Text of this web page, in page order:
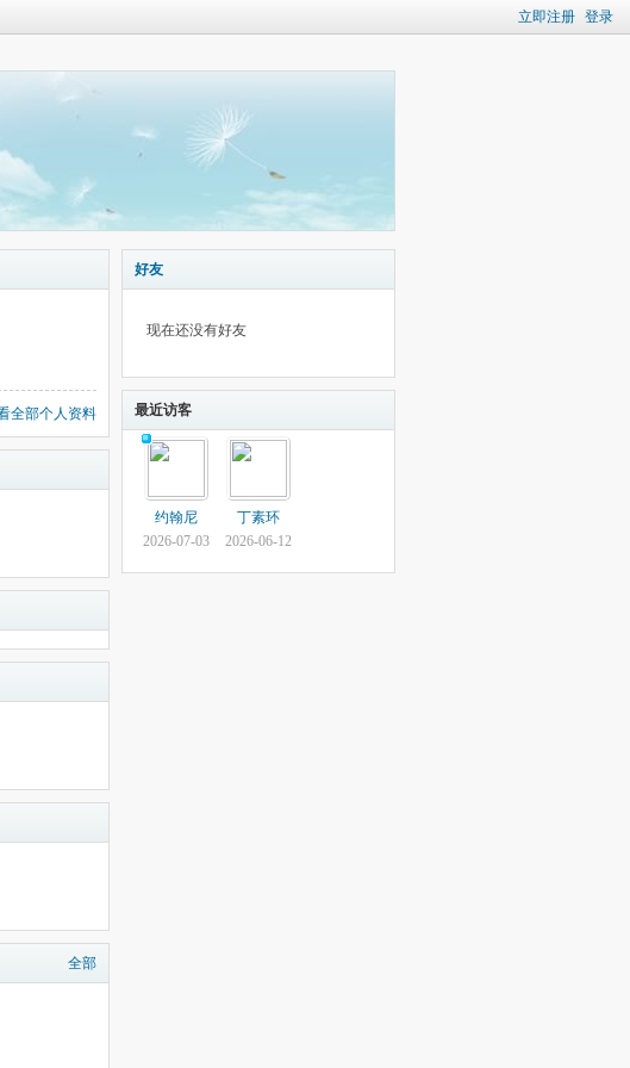
立即注册 登录
全部个人资料
全部
好友
现在还没有好友
最近访客
约翰尼
2026-07-03
丁素环
2026-06-12